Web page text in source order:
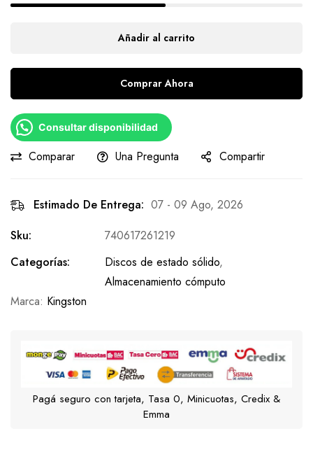
Añadir al carrito
Comprar Ahora
Consultar disponibilidad
Comparar Una Pregunta Compartir
Estimado De Entrega: 07 - 09 Ago, 2026
Sku:
740617261219
Categorías:
Discos de estado sólido,
Almacenamiento cómputo
Marca: Kingston
Pagá seguro con tarjeta, Tasa 0, Minicuotas, Credix &
Emma